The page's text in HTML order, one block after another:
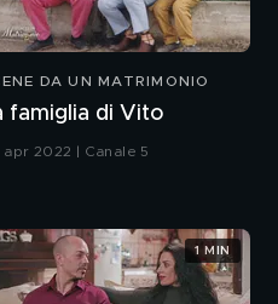
DA UN MATRIMONIO
famiglia di Vito
apr 2022 | Canale 5
1 MIN